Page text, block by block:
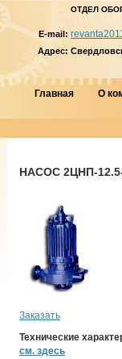
ОТДЕЛ
E-mail:
Адрес:
Главная О
НАСОС 2ЦНП-
Заказать
Технические
см. здесь